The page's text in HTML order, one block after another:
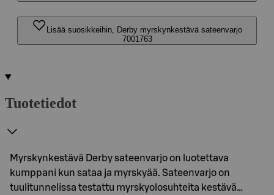
Lisää suosikkeihin, Derby myrskynkestävä sateenvarjo
7001763
Tuotetiedot
Myrskynkestävä Derby sateenvarjo on luotettava
kumppani kun sataa ja myrskyää. Sateenvarjo on
tuulitunnelissa testattu myrskyolosuhteita kestävä…